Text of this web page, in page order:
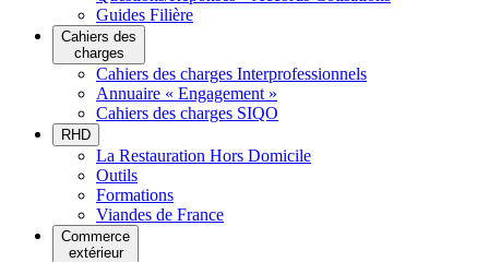
Guides Filière
Cahiers des
charges
Cahiers des charges Interprofessionnels
Annuaire « Engagement »
Cahiers des charges SIQO
RHD
La Restauration Hors Domicile
Outils
Formations
Viandes de France
Commerce
extérieur